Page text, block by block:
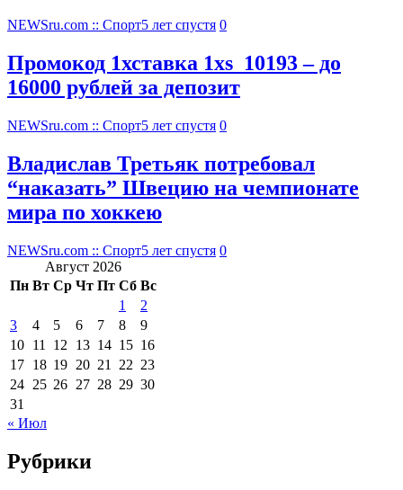
NEWSru.com :: Спорт5 лет спустя 0
Промокод 1хставка 1xs_10193 – до
16000 рублей за депозит
NEWSru.com :: Спорт5 лет спустя 0
Владислав Третьяк потребовал
“наказать” Швецию на чемпионате
мира по хоккею
NEWSru.com :: Спорт5 лет спустя 0
Август 2026
Пн Вт Ср Чт Пт Сб Вс
1
2
3
4 5 6 7 8
9
10 11 12 13 14 15 16
17 18 19 20 21 22 23
24 25 26 27 28 29 30
31
« Июл
Рубрики